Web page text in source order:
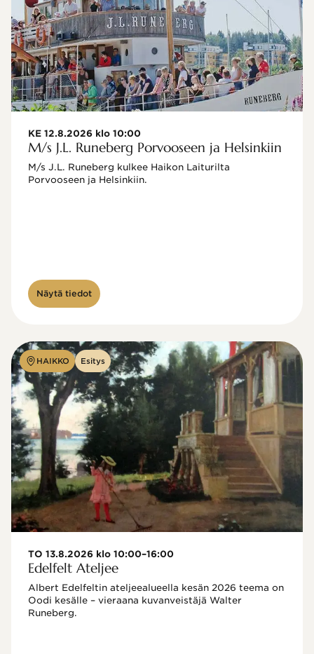
KE 12.8.2026 klo 10:00
M/s J.L. Runeberg Porvooseen ja Helsinkiin
M/s J.L. Runeberg kulkee Haikon Laiturilta
Porvooseen ja Helsinkiin.
Näytä tiedot
HAIKKO Esitys
TO 13.8.2026 klo 10:00–16:00
Edelfelt Ateljee
Albert Edelfeltin ateljeealueella kesän 2026 teema on
Oodi kesälle – vieraana kuvanveistäjä Walter